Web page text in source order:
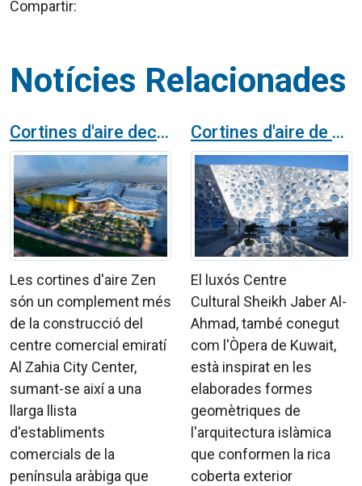
Compartir:
Notícies Relacionades
Cortines d'aire decoratives Zen per als accessos al centre comercial Al Zahia City Center en Sharjah
Les cortines d'aire Zen
són un complement més
de la construcció del
centre comercial emiratí
Al Zahia City Center,
sumant-se així a una
llarga llista
d'establiments
comercials de la
península aràbiga que
Cortines d'aire de disseny ZEN en el meravellós Centre Cultural Sheikh Jaber Al-Ahmad a Kuwait
El luxós Centre
Cultural Sheikh Jaber Al-
Ahmad, també conegut
com l'Òpera de Kuwait,
està inspirat en les
elaborades formes
geomètriques de
l'arquitectura islàmica
que conformen la rica
coberta exterior